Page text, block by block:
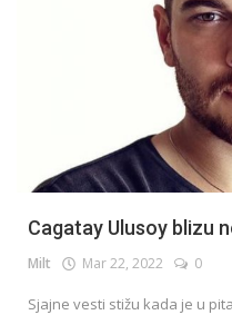
Cagatay Ulusoy blizu
Milt Mar 22, 2022 0
Sjajne vesti stižu kada je u